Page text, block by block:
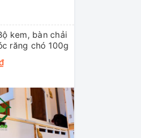
kem, bàn chải
răng chó 100g